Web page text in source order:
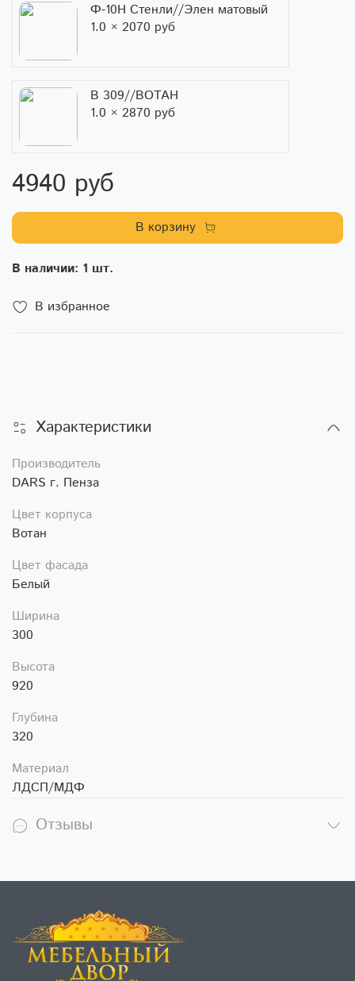
В избранное
Ф-10Н Стенли//Элен матовый
1.0 × 2070 руб
В 309//ВОТАН
1.0 × 2870 руб
4940 руб
В корзину
В наличии: 1 шт.
Характеристики
Производитель
DARS г. Пенза
Цвет корпуса
Вотан
Цвет фасада
Белый
Ширина
300
Высота
920
Глубина
320
Материал
ЛДСП/МДФ
Отзывы